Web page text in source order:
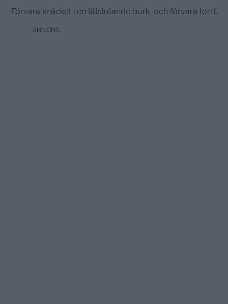
Förvara knäcket i en tätslutande burk, och förvara torrt.